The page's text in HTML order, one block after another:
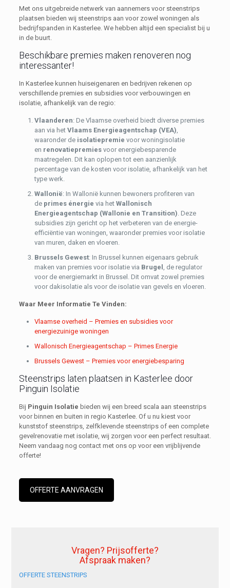
Met ons uitgebreide netwerk van aannemers voor steenstrips
plaatsen bieden wij steenstrips aan voor zowel woningen als
bedrijfspanden in Kasterlee. We hebben altijd een specialist bij u
in de buurt.
Beschikbare premies maken renoveren nog
interessanter!
In Kasterlee kunnen huiseigenaren en bedrijven rekenen op
verschillende premies en subsidies voor verbouwingen en
isolatie, afhankelijk van de regio:
Vlaanderen: De Vlaamse overheid biedt diverse premies
aan via het Vlaams Energieagentschap (VEA),
waaronder de isolatiepremie voor woningisolatie
en renovatiepremiesvoor energiebesparende
maatregelen. Dit kan oplopen tot een aanzienlijk
percentage van de kosten voor isolatie, afhankelijk van het
type werk.
Wallonië: In Wallonië kunnen bewoners profiteren van
de primes énergie via het Wallonisch
Energieagentschap (Wallonie en Transition). Deze
subsidies zijn gericht op het verbeteren van de energie-
efficiëntie van woningen, waaronder premies voor isolatie
van muren, daken en vloeren.
Brussels Gewest: In Brussel kunnen eigenaars gebruik
maken van premies voor isolatie via Brugel , de regulator
voor de energiemarkt in Brussel. Dit omvat zowel premies
voor dakisolatie als voor de isolatie van gevels en vloeren.
Waar Meer Informatie Te Vinden:
Vlaamse overheid – Premies en subsidies voor
energiezuinige woningen
Wallonisch Energieagentschap – Primes Energie
Brussels Gewest – Premies voor energiebesparing
Steenstrips laten plaatsen in Kasterlee door
Pinguin Isolatie
Bij Pinguin Isolatie bieden wij een breed scala aan steenstrips
voor binnen en buiten in regio Kasterlee. Of u nu kiest voor
kunststof steenstrips, zelfklevende steenstrips of een complete
gevelrenovatie met isolatie, wij zorgen voor een perfect resultaat.
Neem vandaag nog contact met ons op voor een vrijblijvende
offerte!
OFFERTE AANVRAGEN
Vragen? Prijsofferte?
Afspraak maken?
OFFERTE STEENSTRIPS